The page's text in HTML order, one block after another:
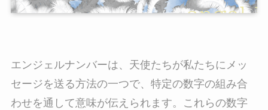
エンジェルナンバーは、天使たちが私たちにメッ
セージを送る方法の一つで、特定の数字の組み合
わせを通して意味が伝えられます。これらの数字